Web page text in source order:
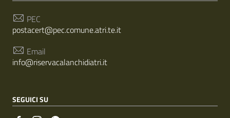
PEC
postacert@pec.comune.atri.te.it
Email
info@riservacalanchidiatri.it
SEGUICI SU